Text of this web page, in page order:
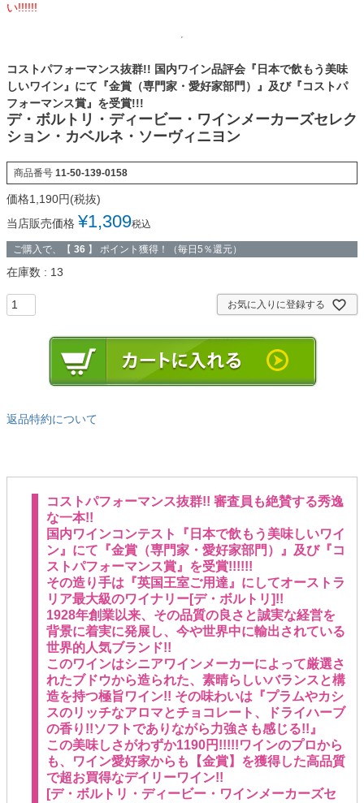
い!!!!!!
コストパフォーマンス抜群!! 国内ワイン品評会『日本で飲もう美味
しいワイン』にて『金賞（専門家・愛好家部門）』及び『コストパ
フォーマンス賞』を受賞!!!
デ・ボルトリ・ディービー・ワインメーカーズセレク
ション・カベルネ・ソーヴィニヨン
商品番号 11-50-139-0158
当店販売価格 ¥1,309税込
ご購入で、【 36 】 ポイント獲得！（毎日5％還元）
在庫数 13
お気に入りに登録する
返品特約について
コストパフォーマンス抜群!! 審査員も絶賛する秀逸
な一本!!
国内ワインコンテスト『日本で飲もう美味しいワイ
ン』にて『金賞（専門家・愛好家部門）』及び『コ
ストパフォーマンス賞』を受賞!!!!!!
その造り手は『英国王室ご用達』にしてオーストラ
リア最大級のワイナリー[デ・ボルトリ]!!
1928年創業以来、その品質の良さと誠実な経営を
背景に着実に発展し、今や世界中に輸出されている
世界的人気ブランド!!
このワインはシニアワインメーカーによって厳選さ
れたブドウから造られた、素晴らしいバランスと構
造を持つ極旨ワイン!! その味わいは『プラムやカシ
スのリッチなアロマとチョコレート、ドライハーブ
の香り!!ソフトでありながら力強さも感じる!!』
この美味しさがわずか1190円!!!!!ワインのプロから
も、ワイン愛好家からも【金賞】を獲得した高品質
で超お買得なデイリーワイン!!
[デ・ボルトリ・ディービー・ワインメーカーズセ